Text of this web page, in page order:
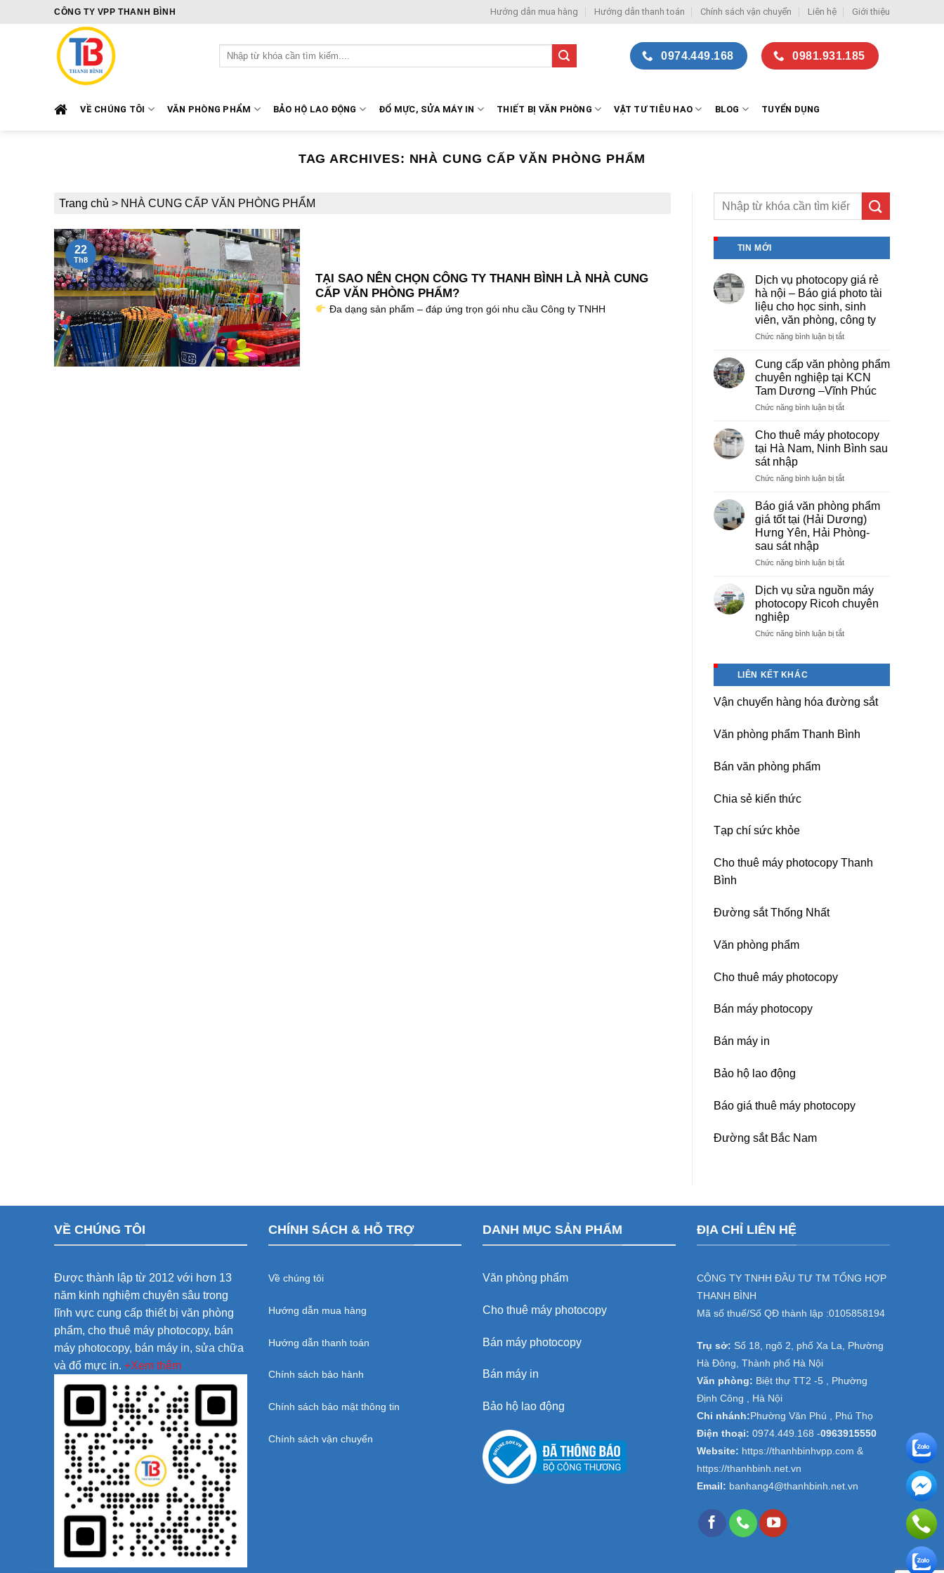
CÔNG TY VPP THANH BÌNH Hướng dẫn mua hàng Hướng dẫn thanh toán Chính sách vận chuyển Liên hệ Giới thiệu
Tìm
kiếm:
0974.449.168 0981.931.185
VỀ CHÚNG TÔI VĂN PHÒNG PHẨM BẢO HỘ LAO ĐỘNG ĐỔ MỰC, SỬA MÁY IN THIẾT BỊ VĂN PHÒNG VẬT TƯ TIÊU HAO BLOG TUYỂN DỤNG
TAG ARCHIVES: NHÀ CUNG CẤP VĂN PHÒNG PHẨM
Trang chủ > NHÀ CUNG CẤP VĂN PHÒNG PHẨM
TẠI SAO NÊN CHỌN CÔNG TY THANH BÌNH LÀ NHÀ CUNG
CẤP VĂN PHÒNG PHẨM?
Đa dạng sản phẩm – đáp ứng trọn gói nhu cầu Công ty TNHH
22
Th8
TIN MỚI
Dịch vụ photocopy giá rẻ
hà nội – Báo giá photo tài
liệu cho học sinh, sinh
viên, văn phòng, công ty
Chức năng bình luận bị tắtở
vụ
photocopy
giá
rẻ
hà
–
Báo
giá
tài
cho
học
sinh,
sinh
văn
công
ty
Cung cấp văn phòng phẩm
chuyên nghiệp tại KCN
Tam Dương –Vĩnh Phúc
Chức năng bình luận bị tắtở
cấp
văn
phòng
chuyên
tại
KCN
Tam
Dương
Vĩnh
Cho thuê máy photocopy
tại Hà Nam, Ninh Bình sau
sát nhập
Chức năng bình luận bị tắtở
máy
photocopy
tại
Nam,
sau
sát
Báo giá văn phòng phẩm
giá tốt tại (Hải Dương)
Hưng Yên, Hải Phòng-
sau sát nhập
Chức năng bình luận bị tắtở
văn
phòng
giá
Yên,
Phòng-
sau
Dịch vụ sửa nguồn máy
photocopy Ricoh chuyên
nghiệp
Chức năng bình luận bị tắtở
photocopy
chuyên
nghiệp
LIÊN KẾT KHÁC
Vận chuyển hàng hóa đường sắt
Văn phòng phẩm Thanh Bình
Bán văn phòng phẩm
Chia sẻ kiến thức
Tạp chí sức khỏe
Cho thuê máy photocopy Thanh
Bình
Đường sắt Thống Nhất
Văn phòng phẩm
Cho thuê máy photocopy
Bán máy photocopy
Bán máy in
Bảo hộ lao động
Báo giá thuê máy photocopy
Đường sắt Bắc Nam
VỀ CHÚNG TÔI
Được thành lập từ 2012 với hơn 13
năm kinh nghiệm chuyên sâu trong
lĩnh vực cung cấp thiết bị văn phòng
phẩm, cho thuê máy photocopy, bán
máy photocopy, bán máy in, sửa chữa
và đổ mực in. +Xem thêm
CHÍNH SÁCH & HỖ TRỢ
Về chúng tôi
Hướng dẫn mua hàng
Hướng dẫn thanh toán
Chính sách bảo hành
Chính sách bảo mật thông tin
Chính sách vận chuyển
DANH MỤC SẢN PHẨM
Văn phòng phẩm
Cho thuê máy photocopy
Bán máy photocopy
Bán máy in
Bảo hộ lao động
ĐỊA CHỈ LIÊN HỆ
CÔNG TY TNHH ĐẦU TƯ TM TỔNG HỢP
THANH BÌNH
Mã số thuế/Số QĐ thành lập :0105858194
Trụ sở: Số 18, ngõ 2, phố Xa La, Phường
Hà Đông, Thành phố Hà Nội
Văn phòng: Biệt thự TT2 -5 , Phường
Định Công , Hà Nội
Chi nhánh: Phường Văn Phú , Phú Thọ
Điện thoại: 0974.449.168 -0963915550
Website: https://thanhbinhvpp.com &
https://thanhbinh.net.vn
Email: banhang4@thanhbinh.net.vn